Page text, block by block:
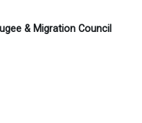
& Migration Council